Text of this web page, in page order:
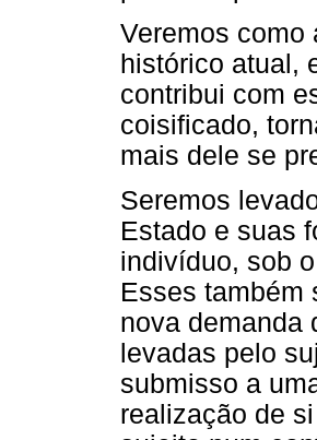
Veremos como
histórico atual,
contribui com
coisificado,
mais dele se
Seremos
Estado e suas
indivíduo, sob
Esses também
nova demanda
levadas pelo
submisso a
realização de